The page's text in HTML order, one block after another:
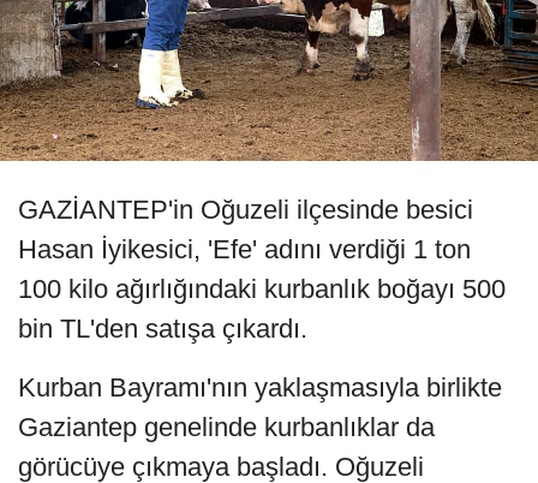
GAZİANTEP'in Oğuzeli ilçesinde besici
Hasan İyikesici, 'Efe' adını verdiği 1 ton
100 kilo ağırlığındaki kurbanlık boğayı 500
bin TL'den satışa çıkardı.
Kurban Bayramı'nın yaklaşmasıyla birlikte
Gaziantep genelinde kurbanlıklar da
görücüye çıkmaya başladı. Oğuzeli